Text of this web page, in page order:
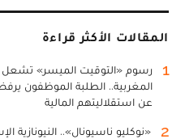
المقالات الأكثر قراءة
1
رسوم «التوقيت الميسر» تشعل
المغربية.. الطلبة الموظفون
عن استقلاليتهم المالية
2 «نوكليو ناسيونال».. النيونازية